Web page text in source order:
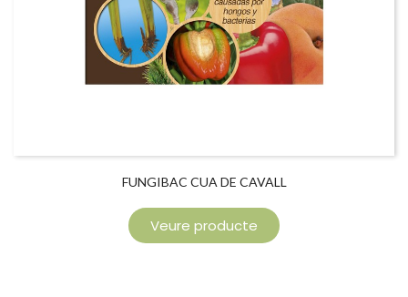
FUNGIBAC CUA DE CAVALL
Veure producte